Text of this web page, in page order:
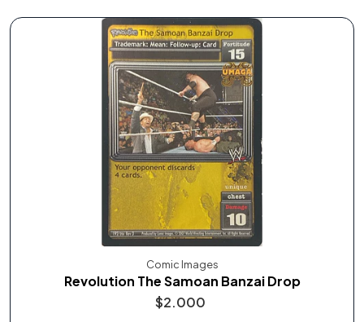
Comic Images
Revolution The Samoan Banzai Drop
$2.000